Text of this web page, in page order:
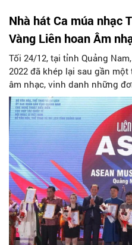
Nhà hát Ca múa nhạc
Vàng Liên hoan Âm
Tối 24/12, tại tỉnh Quảng Nam, Liên hoan Âm nhạc ASEAN
2022 đã khép lại sau gần
âm nhạc, vinh danh những
sắc của các nước trong khu